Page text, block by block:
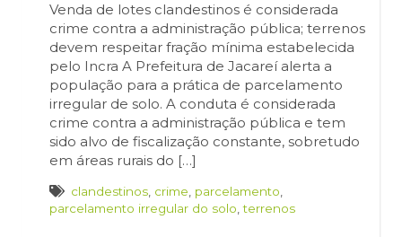
Venda de lotes clandestinos é considerada
crime contra a administração pública; terrenos
devem respeitar fração mínima estabelecida
pelo Incra A Prefeitura de Jacareí alerta a
população para a prática de parcelamento
irregular de solo. A conduta é considerada
crime contra a administração pública e tem
sido alvo de fiscalização constante, sobretudo
em áreas rurais do […]
clandestinos crime parcelamento
parcelamento irregular do solo ,terrenos